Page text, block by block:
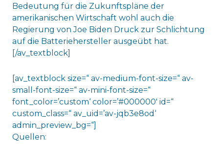
Bedeutung für die Zukunftspläne der
amerikanischen Wirtschaft wohl auch die
Regierung von Joe Biden Druck zur Schlichtung
auf die Batteriehersteller ausgeübt hat.
[/av_textblock]
[av_textblock size=“ av-medium-font-size=“ av-
small-font-size=“ av-mini-font-size=“
font_color=’custom‘ color=’#000000′ id=“
custom_class=“ av_uid=’av-jqb3e8od‘
admin_preview_bg=“]
Quellen: